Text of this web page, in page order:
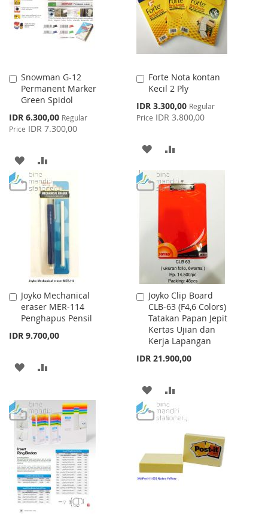
LIST
Snowman G-12
Permanent Marker
Green Spidol
Special
Price
IDR 6.300,00 Regular
Price IDR 7.300,00
Add
to
Cart
ADD
TO
WISH
TO
COMPARE
Forte Nota kontan
Kecil 2 Ply
Special
Price
IDR 3.300,00 Regular
Price IDR 3.800,00
Add
to
Cart
ADD
TO
WISHCOMPARE
Joyko Mechanical
eraser MER-114
Penghapus Pensil
IDR 9.700,00
Add
to
Cart
ADD
WISH
LIST
COMPARE
Joyko Clip Board
CLB-63 (F4,6 Colors)
Tatakan Papan Jepit
Kertas Ujian dan
Kerja Lapangan
IDR 21.900,00
Add
to
Cart
ADD
TO
LIST
TO
COMPARE